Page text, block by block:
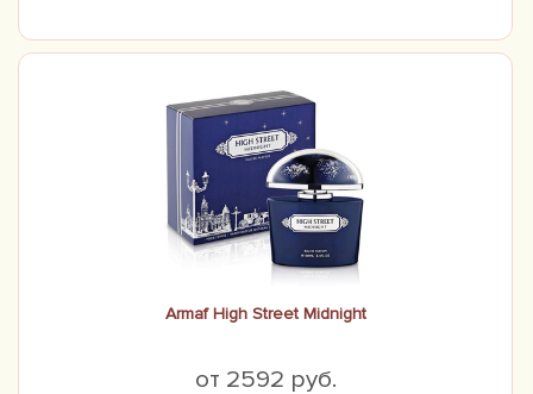
Armaf High Street Midnight
от 2592 руб.